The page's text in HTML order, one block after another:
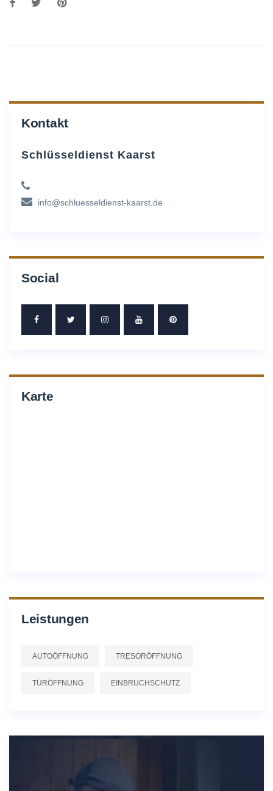
Kontakt
Schlüsseldienst Kaarst
info@schluesseldienst-kaarst.de
Social
Karte
Leistungen
AUTOÖFFNUNG TRESORÖFFNUNG
TÜRÖFFNUNG EINBRUCHSCHUTZ